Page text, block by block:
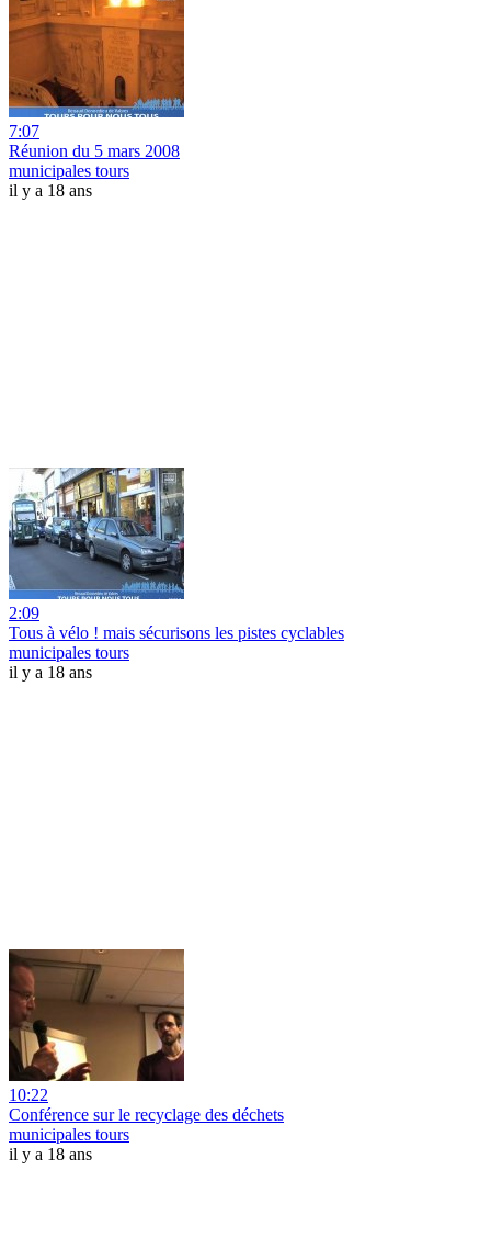
7:07
Réunion du 5 mars 2008
municipales tours
il y a 18 ans
2:09
Tous à vélo ! mais sécurisons les pistes cyclables
municipales tours
il y a 18 ans
10:22
Conférence sur le recyclage des déchets
municipales tours
il y a 18 ans